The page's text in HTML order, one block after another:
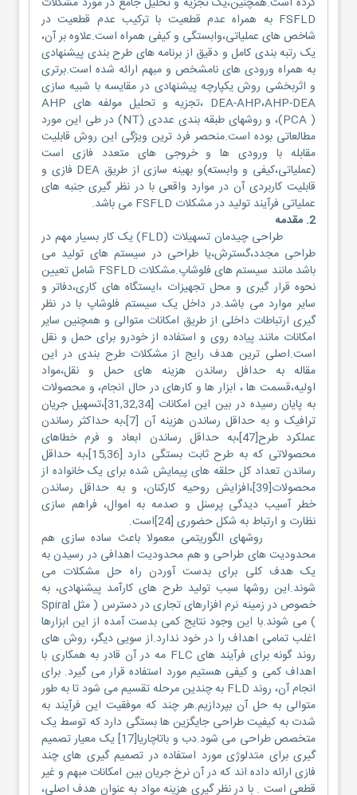
FSFLD به همراه عدم قطعیت با ترکیب عدم قطعیت در
شاخص های عملیاتی،وابستگی و کیفی همراه است.علاوه بر آن،
یک رتبه بندی کامل و دقیق از برنامه های طرح بندی پیشنهادی
به همراه ورودی های نامشخص و مبهم ارائه شده است.برتری
و اثربخشی روش یکپارچه پیشنهادی در مقایسه با شبیه سازی
DEA-AHP،AHP-DEA ،تجزیه و تحلیل مولفه های AHP
(PCA )، و روشهای طبقه بندی عددی (NT) در طی این مورد
مطالعاتی بوده است.منحصر فرد ترین ویژگی این روش قابلیت
مقابله با ورودی ها و خروجی های متعدد فازی است
(عملیاتی،کیفی و وابسته)و بهینه سازی از طریق DEA فازی و
قابلیت کاربردی آن در موارد واقعی با در نظر گیری جنبه های
عملیاتی فرآیند تولید در مشکلات FSFLD می باشد.
2. مقدمه
طراحی چیدمان تسهیلات (FLD) یک کار بسیار مهم در
طراحی مجدد،گسترش،یا طراحی در سیستم های تولید می
باشد مانند سیستم های فلوشاپ.مشکلات FSFLD شامل تعیین
نحوه قرار گیری و محل تجهیزات ،ایستگاه های کاری،دفاتر و
سایر موارد می باشد.در داخل یک سیستم فلوشاپ با در نظر
گیری ارتباطات داخلی از طریق امکانات متوالی و همچنین سایر
امکانات مانند پیاده روی و استفاده از خودرو برای حمل و نقل
است.اصلی ترین هدف رایج از مشکلات طرح بندی در این
مقاله به حدافل رساندن هزینه های حمل و نقل،مواد
اولیه،قسمت ها ، ابزار ها و کارهای در حال انجام، و محصولات
به پایان رسیده در بین این امکانات [31,32,34]،تسهیل جریان
ترافیک و به حداقل رساندن هزینه آن [7]،به حداکثر رساندن
عملکرد طرح[47]،به حداقل رساندن ابعاد و فرم خطاهای
محصولاتی که به طرح ثابت بستگی دارد [15,36]،به حداقل
رساندن تعداد کل حلقه های پیمایش شده برای یک خانواده از
محصولات[39]،افزایش روحیه کارکنان، و به حداقل رساندن
خطر آسیب دیدگی پرسنل و صدمه به اموال، فراهم سازی
نظارت و ارتباط به شکل حضوری [24]است.
روشهای الگوریتمی معمولا باعث ساده سازی هم
محدودیت های طراحی و هم محدودیت اهدافی در رسیدن به
یک هدف کلی برای بدست آوردن راه حل مشکلات می
شوند.این روشها سبب تولید طرح های کارآمد پیشنهادی، به
خصوص در زمینه نرم افزارهای تجاری در دسترس ( مثل Spiral
) می شوند.با این وجود نتایج کمی بدست آمده از این ابزارها
اغلب تمامی اهداف را در خود ندارد.از سویی دیگر، روش های
روند گونه برای فرآیند های FLC مه در آن قادر به همکاری با
اهداف کمی و کیفی هستیم مورد استفاده قرار می گیرد. برای
انجام آن، روند FLD به چندین مرحله تقسیم می شود تا به طور
متوالی به حل آن بپردازیم.هر چند که موفقیت این فرآیند به
شدت به کیفیت طراحی جایگزین ها بستگی دارد که توسط یک
متخصص طراحی می شود.دب و باتاچاریا[17] یک معیار تصمیم
گیری برای متدلوژی مورد استفاده در تصمیم گیری های چند
فازی ارائه داده اند که در آن نرخ جریان بین امکانات مبهم و غیر
قطعی است . با در نظر گیری هزینه مواد به عنوان هدف اصلی،